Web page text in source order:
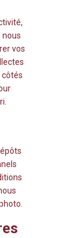
nous
vos
côtés